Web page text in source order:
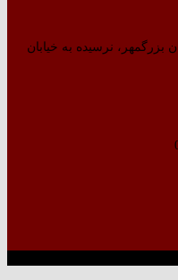
بزرگمهر، نرسیده به خیابان